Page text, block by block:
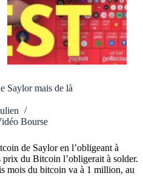
Saylor mais de là
Bourse
de Saylor en l’obligeant à
prix du Bitcoin l’obligerait à solder.
mois du bitcoin va à 1 million, au